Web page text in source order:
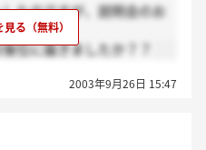
たのですが、説明会のお
位に届きましたか？？
2003年9月26日 15:47